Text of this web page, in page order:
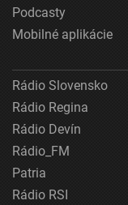
Podcasty
Mobilné aplikácie
Rádio Slovensko
Rádio Regina
Rádio Devín
Rádio_FM
Patria
Rádio RSI